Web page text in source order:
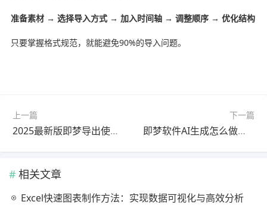
准备素材 → 选择导入方式 → 加入时间轴 → 调整顺序 → 优化结构
只要掌握格式规范，就能避免90%的导入问题。
上一篇
2025最新版即梦导出使用教程教程｜详细步骤
下一篇
即梦软件AI生成怎么做？最新更新版实战教程（最新方法）
相关文章
Excel快速图表制作方法：实现数据可视化与高效分析